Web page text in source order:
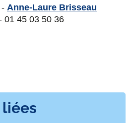
- Anne-Laure Brisseau
01 45 03 50 36